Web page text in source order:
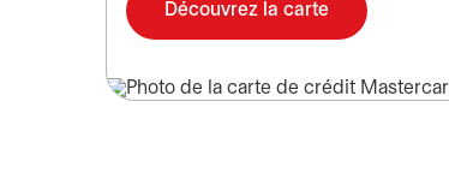
Découvrez la carte